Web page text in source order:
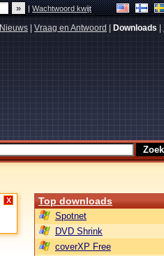
|Wachtwoord kwijt
Nieuws Vraag en Antwoord Downloads
X Top downloads
Spotnet
DVD Shrink
coverXP Free